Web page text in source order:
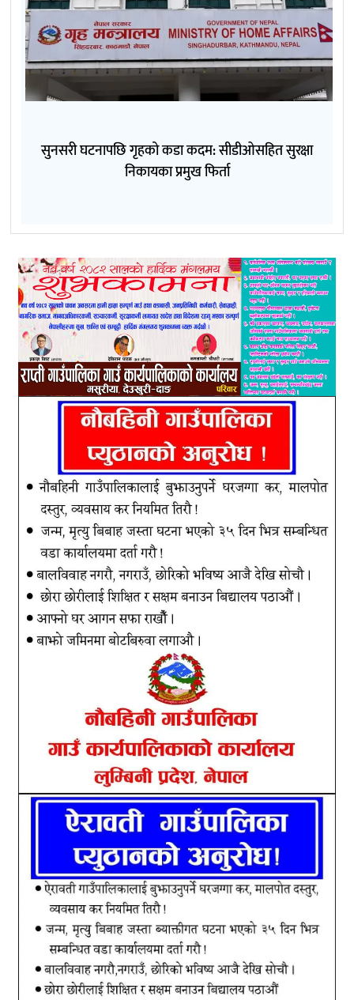
सुनसरी घटनापछि गृहको कडा कदम: सीडीओसहित सुरक्षा
निकायका प्रमुख फिर्ता